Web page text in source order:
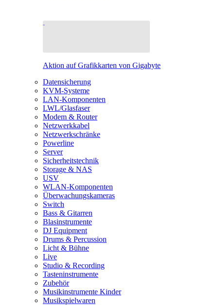
Aktion auf Grafikkarten von Gigabyte
Datensicherung
KVM-Systeme
LAN-Komponenten
LWL/Glasfaser
Modem & Router
Netzwerkkabel
Netzwerkschränke
Powerline
Server
Sicherheitstechnik
Storage & NAS
USV
WLAN-Komponenten
Überwachungskameras
Switch
Bass & Gitarren
Blasinstrumente
DJ Equipment
Drums & Percussion
Licht & Bühne
Live
Studio & Recording
Tasteninstrumente
Zubehör
Musikinstrumente Kinder
Musikspielwaren